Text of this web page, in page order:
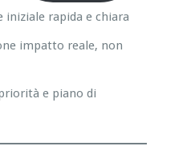
iniziale rapida e chiara
impatto reale, non
e piano di